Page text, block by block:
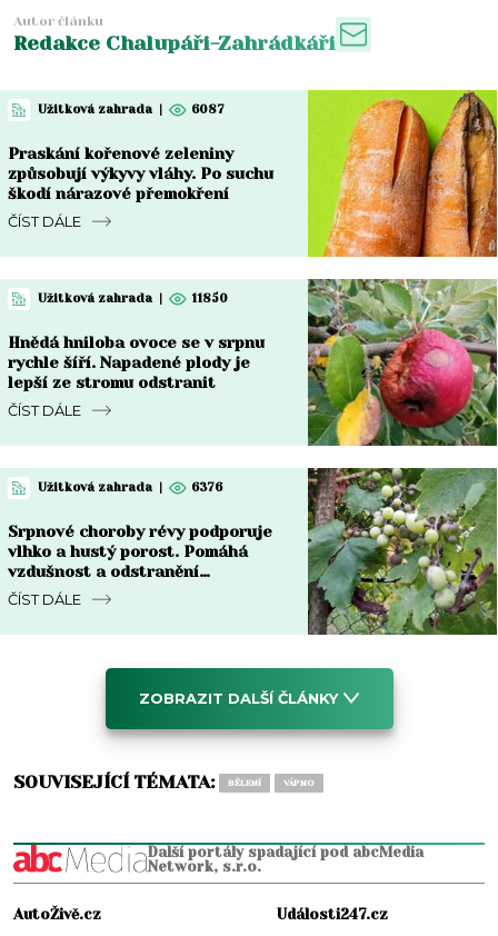
Autor článku
Redakce Chalupáři-Zahrádkáři
Užitková zahrada | 6087
Praskání kořenové zeleniny
způsobují výkyvy vláhy. Po suchu
škodí nárazové přemokření
ČÍST DÁLE
Užitková zahrada | 11850
Hnědá hniloba ovoce se v srpnu
rychle šíří. Napadené plody je
lepší ze stromu odstranit
ČÍST DÁLE
Užitková zahrada | 6376
Srpnové choroby révy podporuje
vlhko a hustý porost. Pomáhá
vzdušnost a odstranění
napadených částí
ČÍST DÁLE
ZOBRAZIT DALŠÍ ČLÁNKY
SOUVISEJÍCÍ TÉMATA: BĚLENÍ VÁPNO
Další portály spadající pod abcMedia
Network, s.r.o.
AutoŽivě.cz
Události247.cz